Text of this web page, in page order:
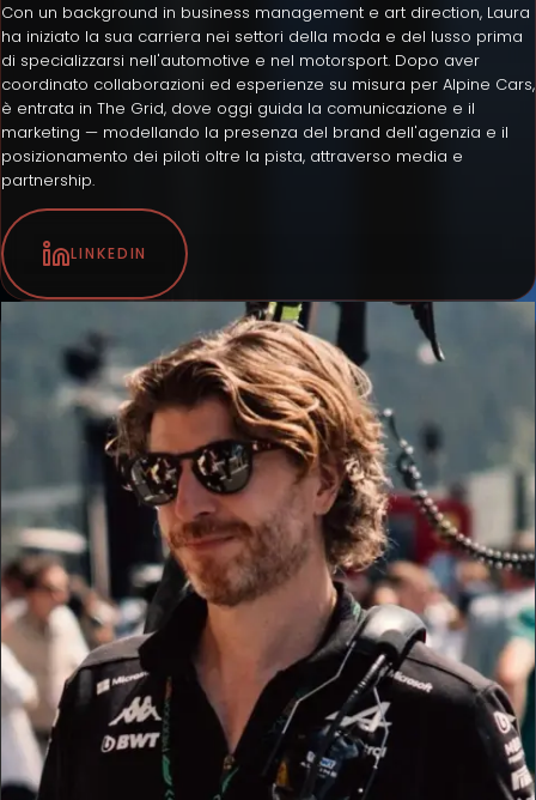
Con un background in business management e art direction, Laura
ha iniziato la sua carriera nei settori della moda e del lusso prima
di specializzarsi nell'automotive e nel motorsport. Dopo aver
coordinato collaborazioni ed esperienze su misura per Alpine Cars,
è entrata in The Grid, dove oggi guida la comunicazione e il
marketing — modellando la presenza del brand dell'agenzia e il
posizionamento dei piloti oltre la pista, attraverso media e
partnership.
LINKEDIN